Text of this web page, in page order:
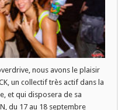
nous avons le plaisir
un collectif très actif dans la
et qui disposera de sa
du 17 au 18 septembre